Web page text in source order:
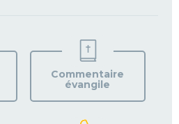
VOTRE
PAROISSE
Commentaire
évangile